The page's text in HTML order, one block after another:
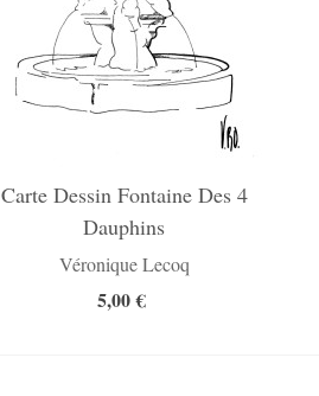
Carte Dessin Fontaine Des 4
Dauphins
Véronique Lecoq
5,00 €